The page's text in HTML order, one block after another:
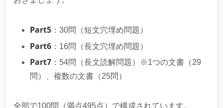
Part5 ：30問（短文穴埋め問題）
Part6 ：16問（長文穴埋め問題）
Part7 ：54問（長文読解問題）※1つの文書（29
問）、複数の文書（25問）
全部で100問（満点495点）で構成されています。